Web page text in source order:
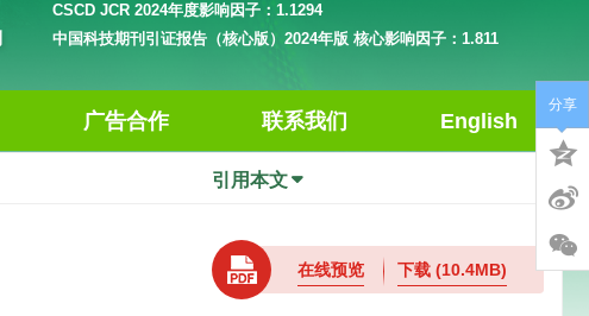
CSCD JCR 2024年度影响因子： 1.1294
中国科技期刊引证报告（核心版）2024年版 核心影响因子： 1.811
广告合作 联系我们 English
引用本文
在线预览 下载(10.4MB)
分享